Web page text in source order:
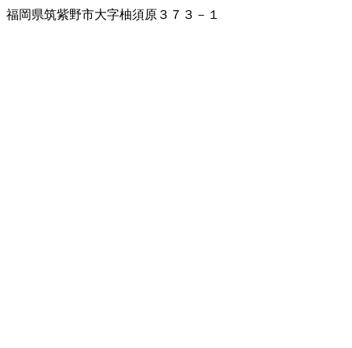
福岡県筑紫野市大字柚須原３７３－１